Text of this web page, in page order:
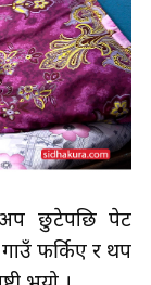
छुटेपछि पेट
फर्किए र थप